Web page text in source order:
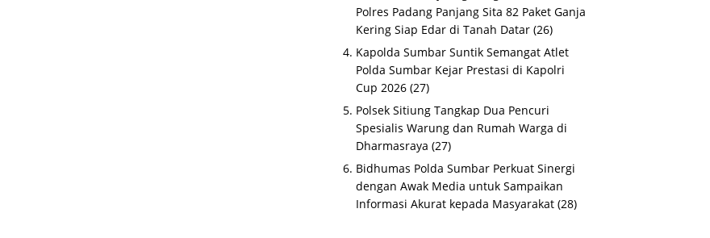
Polres Padang Panjang Sita 82 Paket Ganja
Kering Siap Edar di Tanah Datar (26)
Kapolda Sumbar Suntik Semangat Atlet
Polda Sumbar Kejar Prestasi di Kapolri
Cup 2026 (27)
Polsek Sitiung Tangkap Dua Pencuri
Spesialis Warung dan Rumah Warga di
Dharmasraya (27)
Bidhumas Polda Sumbar Perkuat Sinergi
dengan Awak Media untuk Sampaikan
Informasi Akurat kepada Masyarakat (28)